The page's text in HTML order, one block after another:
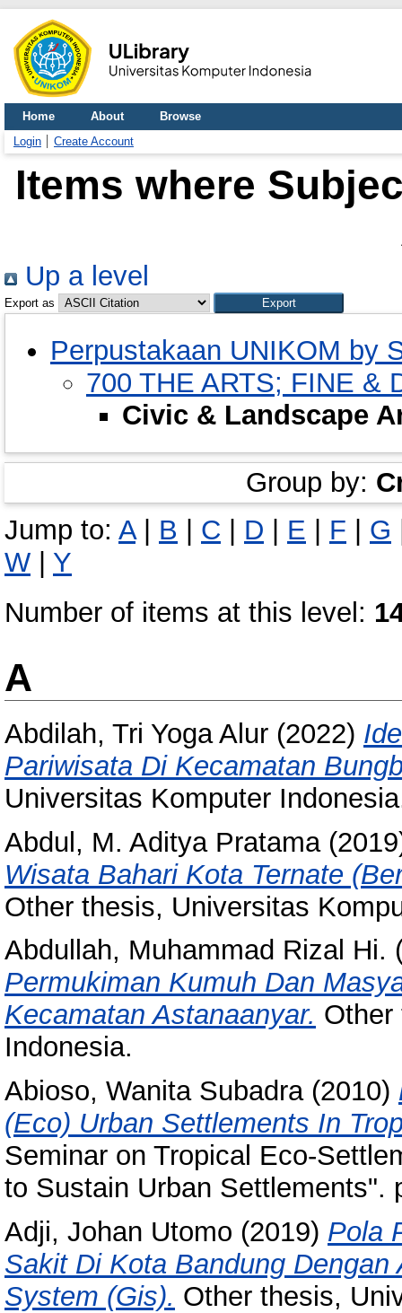
Home About
Browse
Login
Create Account
Items where
Up a level
Export as
Perpustakaan UNIKOM by
700 THE ARTS; FINE &
Civic & Landscape
Group by:
Jump to: A| B | C | D | E | F | G
W | Y
Number of items at this level:
A
Abdilah, Tri Yoga Alur (2022)
Pariwisata Di Kecamatan
Universitas Komputer
Abdul, M. Aditya Pratama
Wisata Bahari Kota Ternate
Other thesis, Universitas
Abdullah, Muhammad Rizal Hi.
Permukiman Kumuh Dan
Kecamatan Astanaanyar. Other
Indonesia.
Abioso, Wanita Subadra(2010)
(Eco) Urban Settlements In
Seminar on Tropical Eco-
to Sustain Urban Settlements".
Adji, Johan Utomo (2019) Pola
Sakit Di Kota Bandung
System (Gis). Other thesis,